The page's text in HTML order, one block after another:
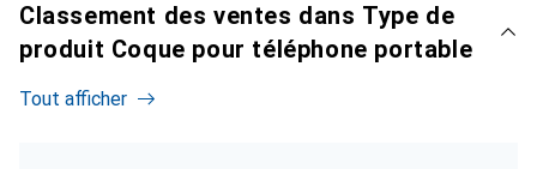
Classement des ventes dans Type de
produit Coque pour téléphone portable
Tout afficher